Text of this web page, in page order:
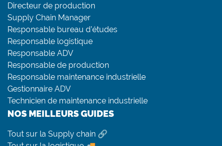
Directeur de production
Supply Chain Manager
Responsable bureau d’études
Responsable logistique
Responsable ADV
Responsable de production
Responsable maintenance industrielle
Gestionnaire ADV
Technicien de maintenance industrielle
NOS MEILLEURS GUIDES
Tout sur la Supply chain 🔗